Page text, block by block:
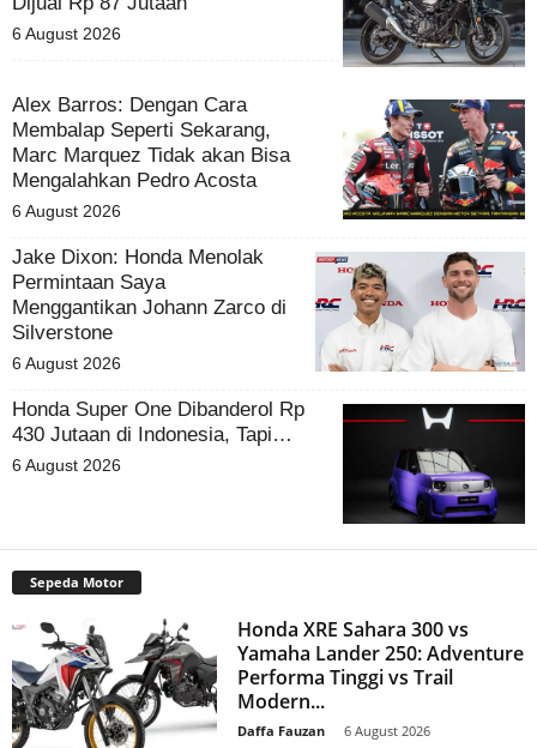
6 August 2026
Alex Barros: Dengan Cara
Membalap Seperti Sekarang,
Marc Marquez Tidak akan Bisa
Mengalahkan Pedro Acosta
6 August 2026
Jake Dixon: Honda Menolak
Permintaan Saya
Menggantikan Johann Zarco di
Silverstone
6 August 2026
Honda Super One Dibanderol Rp
430 Jutaan di Indonesia, Tapi…
6 August 2026
Sepeda Motor
Honda XRE Sahara 300 vs
Yamaha Lander 250: Adventure
Performa Tinggi vs Trail
Modern...
Daffa Fauzan 6 August 2026